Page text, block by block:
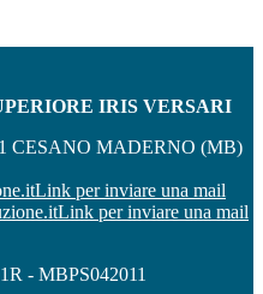
IRIS VERSARI
CESANO MADERNO (MB)
Link per inviare una mail
Link per inviare una mail
- MBPS042011